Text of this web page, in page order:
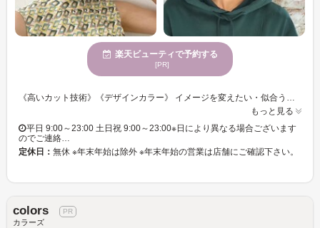
楽天ビューティで予約する
[PR]
《高いカット技術》《デザインカラー》 イメージを変えたい・似合うデザインが見つからない・・・あなたのお悩みに合うスタイルをご提供☆彡 手触り×持続性ばっちり！！うるうるカラーでクオリティの高い仕上がりに◎ カラーチェンジで雰囲気を変えて新しい自分◎カットにカラーも合わせてトータルバランスのよい似合わせをご提供いたします☆彡 きっと満足していただけますので、お気軽にご来店くださいませ。
もっと見る
平日 9:00～23:00 土日祝 9:00～23:00※日により異なる場合ございます
のでご連絡…
定休日： 無休 ※年末年始は除外 ※年末年始の営業は店舗にご確認下さい。
colors
カラーズ